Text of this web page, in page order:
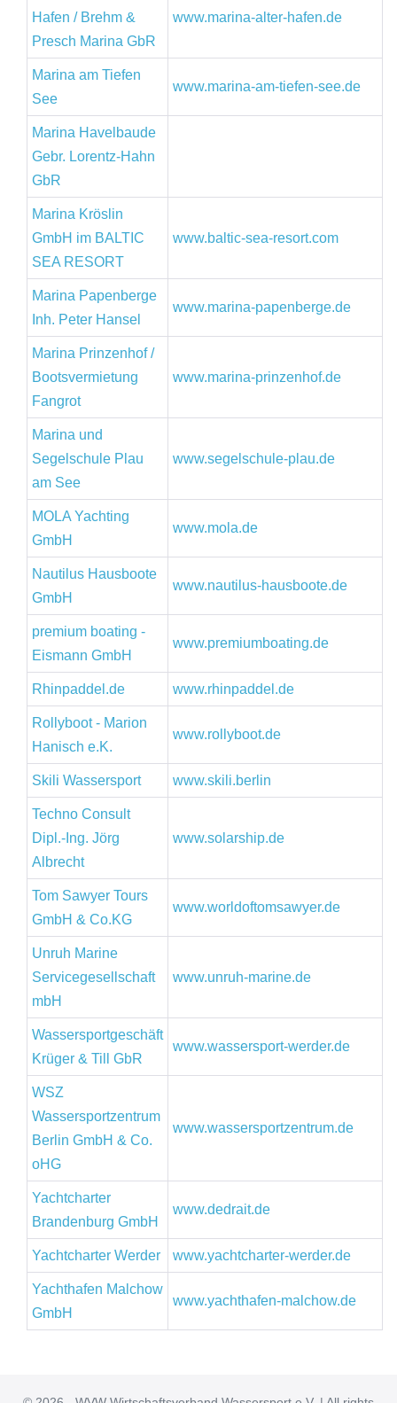
Hafen / Brehm &
Presch Marina GbR
www.marina-alter-hafen.de
Marina am Tiefen
See
www.marina-am-tiefen-see.de
Marina Havelbaude
Gebr. Lorentz-Hahn
GbR
Marina Kröslin
GmbH im BALTIC
SEA RESORT
www.baltic-sea-resort.com
Marina Papenberge
Inh. Peter Hansel
www.marina-papenberge.de
Marina Prinzenhof /
Bootsvermietung
Fangrot
www.marina-prinzenhof.de
Marina und
Segelschule Plau
am See
www.segelschule-plau.de
MOLA Yachting
GmbH
www.mola.de
Nautilus Hausboote
GmbH
www.nautilus-hausboote.de
premium boating -
Eismann GmbH
www.premiumboating.de
Rhinpaddel.de www.rhinpaddel.de
Rollyboot - Marion
Hanisch e.K.
www.rollyboot.de
Skili Wassersport www.skili.berlin
Techno Consult
Dipl.-Ing. Jörg
Albrecht
www.solarship.de
Tom Sawyer Tours
GmbH & Co.KG
www.worldoftomsawyer.de
Unruh Marine
Servicegesellschaft
mbH
www.unruh-marine.de
Wassersportgeschäft
Krüger & Till GbR
www.wassersport-werder.de
WSZ
Wassersportzentrum
Berlin GmbH & Co.
oHG
www.wassersportzentrum.de
Yachtcharter
Brandenburg GmbH
www.dedrait.de
Yachtcharter Werder www.yachtcharter-werder.de
Yachthafen Malchow
GmbH
www.yachthafen-malchow.de